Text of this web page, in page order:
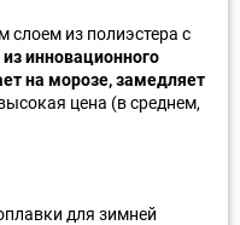
слоем из полиэстера с
инновационного
на морозе, замедляет
цена (в среднем,
для зимней